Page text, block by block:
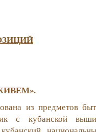
из предметов
с кубанской